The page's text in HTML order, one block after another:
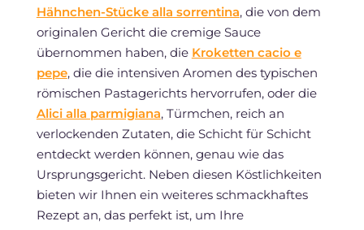
Hähnchen-Stücke alla sorrentina, die von dem
originalen Gericht die cremige Sauce
übernommen haben, die Kroketten cacio e
pepe, die die intensiven Aromen des typischen
römischen Pastagerichts hervorrufen, oder die
Alici alla parmigiana, Türmchen, reich an
verlockenden Zutaten, die Schicht für Schicht
entdeckt werden können, genau wie das
Ursprungsgericht. Neben diesen Köstlichkeiten
bieten wir Ihnen ein weiteres schmackhaftes
Rezept an, das perfekt ist, um Ihre